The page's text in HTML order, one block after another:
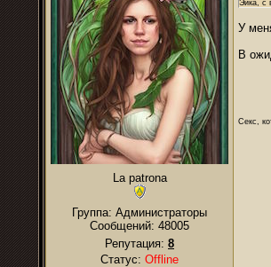
La patrona
Группа: Администраторы
Сообщений: 48005
Репутация: 8
Статус: Offline
Эйка, с
У
В
Секс,